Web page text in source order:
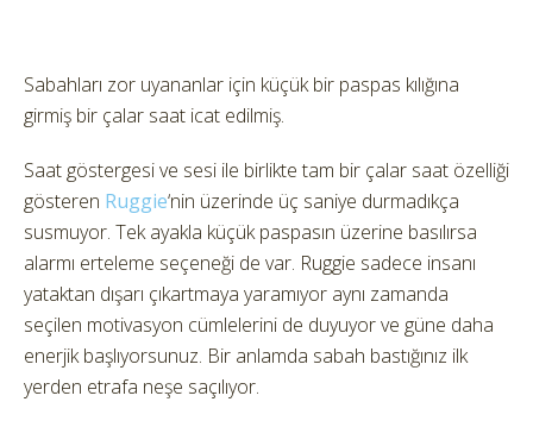
Sabahları zor uyananlar için küçük bir paspas kılığına
girmiş bir çalar saat icat edilmiş.
Saat göstergesi ve sesi ile birlikte tam bir çalar saat özelliği
gösteren Ruggie‘nin üzerinde üç saniye durmadıkça
susmuyor. Tek ayakla küçük paspasın üzerine basılırsa
alarmı erteleme seçeneği de var. Ruggie sadece insanı
yataktan dışarı çıkartmaya yaramıyor aynı zamanda
seçilen motivasyon cümlelerini de duyuyor ve güne daha
enerjik başlıyorsunuz. Bir anlamda sabah bastığınız ilk
yerden etrafa neşe saçılıyor.